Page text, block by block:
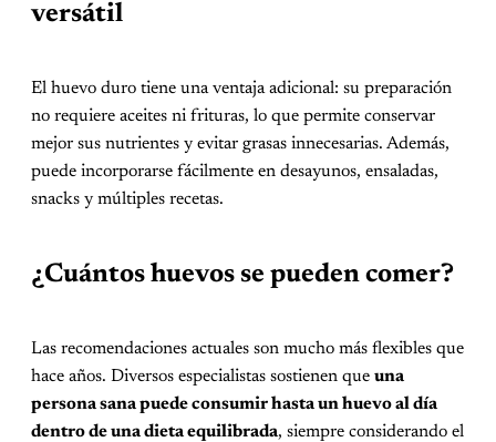
versátil
El huevo duro tiene una ventaja adicional: su preparación
no requiere aceites ni frituras, lo que permite conservar
mejor sus nutrientes y evitar grasas innecesarias. Además,
puede incorporarse fácilmente en desayunos, ensaladas,
snacks y múltiples recetas.
¿Cuántos huevos se pueden comer?
Las recomendaciones actuales son mucho más flexibles que
hace años. Diversos especialistas sostienen que una
persona sana puede consumir hasta un huevo al día
dentro de una dieta equilibrada, siempre considerando el